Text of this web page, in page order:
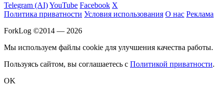
Telegram (AI)YouTube Facebook X
Политика приватности Условия использования О нас Реклама
ForkLog ©2014 — 2026
Мы используем файлы cookie для улучшения качества работы.
Пользуясь сайтом, вы соглашаетесь с Политикой приватности.
OK